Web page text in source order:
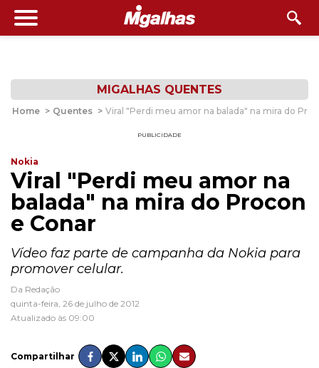
MIGALHAS QUENTES
Home > Quentes > Viral "Perdi meu amor na balada" na mira do
PUBLICIDADE
Nokia
Viral "Perdi meu amor na
balada" na mira do Procon
e Conar
Vídeo faz parte de campanha da Nokia para
promover celular.
Da Redação
quinta-feira, 26 de julho de 2012
Atualizado às 09:00
Compartilhar